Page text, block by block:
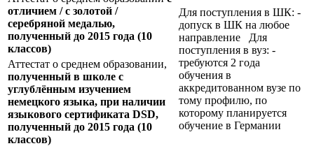
отличием / с золотой /
серебряной медалью,
полученный до 2015 года (10
классов)
Для поступления в ШК: -
допуск в ШК на любое
направление Для
поступления в вуз: -
требуются 2 года
обучения в
аккредитованном вузе по
тому профилю, по
которому планируется
обучение в Германии
Аттестат о среднем образовании,
полученный в школе с
углублённым изучением
немецкого языка, при наличии
языкового сертификата DSD,
полученный до 2015 года (10
классов)